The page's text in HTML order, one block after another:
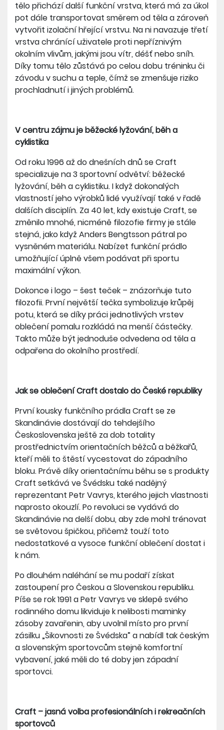
tělo přichází další funkční vrstva, která má za úkol
pot dále transportovat směrem od těla a zároveň
vytvořit izolační hřející vrstvu. Na ni navazuje třetí
vrstva chránící uživatele proti nepříznivým
okolním vlivům, jakými jsou vítr, déšť nebo sníh.
Díky tomu tělo zůstává po celou dobu tréninku či
závodu v suchu a teple, čímž se zmenšuje riziko
prochladnutí i jiných problémů.
V centru zájmu je běžecké lyžování, běh a
cyklistika
Od roku 1996 až do dnešních dnů se Craft
specializuje na 3 sportovní odvětví: běžecké
lyžování, běh a cyklistiku. I když dokonalých
vlastností jeho výrobků lidé využívají také v řadě
dalších disciplín. Za 40 let, kdy existuje Craft, se
změnilo mnohé, nicméně filozofie firmy je stále
stejná, jako když Anders Bengtsson pátral po
vysněném materiálu. Nabízet funkční prádlo
umožňující úplně všem podávat při sportu
maximální výkon.
Dokonce i logo – šest teček – znázorňuje tuto
filozofii. První největší tečka symbolizuje krůpěj
potu, která se díky práci jednotlivých vrstev
oblečení pomalu rozkládá na menší částečky.
Takto může být jednoduše odvedena od těla a
odpařena do okolního prostředí.
Jak se oblečení Craft dostalo do České republiky
První kousky funkčního prádla Craft se ze
Skandinávie dostávají do tehdejšího
Československa ještě za dob totality
prostřednictvím orientačních běžců a běžkařů,
kteří měli to štěstí vycestovat do západního
bloku. Právě díky orientačnímu běhu se s produkty
Craft setkává ve Švédsku také nadějný
reprezentant Petr Vavrys, kterého jejich vlastnosti
naprosto okouzlí. Po revoluci se vydává do
Skandinávie na delší dobu, aby zde mohl trénovat
se světovou špičkou, přičemž touží toto
nedostatkové a vysoce funkční oblečení dostat i
k nám.
Po dlouhém naléhání se mu podaří získat
zastoupení pro Českou a Slovenskou republiku.
Píše se rok 1991 a Petr Vavrys ve sklepě svého
rodinného domu likviduje k nelibosti maminky
zásoby zavařenin, aby uvolnil místo pro první
zásilku „Šikovnosti ze Švédska” a nabídl tak českým
a slovenským sportovcům stejně komfortní
vybavení, jaké měli do té doby jen západní
sportovci.
Craft – jasná volba profesionálních i rekreačních
sportovců